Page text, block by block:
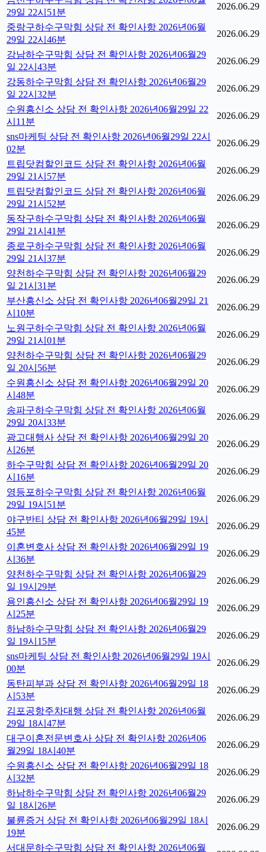
29일 22시51분
2026.06.29
중랑구하수구막힘 상담 전 확인사항 2026년06월
29일 22시46분
2026.06.29
강남하수구막힘 상담 전 확인사항 2026년06월29
일 22시43분
2026.06.29
강동하수구막힘 상담 전 확인사항 2026년06월29
일 22시32분
2026.06.29
수원흥신소 상담 전 확인사항 2026년06월29일 22
시11분
2026.06.29
sns마케팅 상담 전 확인사항 2026년06월29일 22시
02분
2026.06.29
트립닷컴할인코드 상담 전 확인사항 2026년06월
29일 21시57분
2026.06.29
트립닷컴할인코드 상담 전 확인사항 2026년06월
29일 21시52분
2026.06.29
동작구하수구막힘 상담 전 확인사항 2026년06월
29일 21시41분
2026.06.29
종로구하수구막힘 상담 전 확인사항 2026년06월
29일 21시37분
2026.06.29
양천하수구막힘 상담 전 확인사항 2026년06월29
일 21시31분
2026.06.29
부산흥신소 상담 전 확인사항 2026년06월29일 21
시10분
2026.06.29
노원구하수구막힘 상담 전 확인사항 2026년06월
29일 21시01분
2026.06.29
양천하수구막힘 상담 전 확인사항 2026년06월29
일 20시56분
2026.06.29
수원흥신소 상담 전 확인사항 2026년06월29일 20
시48분
2026.06.29
송파구하수구막힘 상담 전 확인사항 2026년06월
29일 20시33분
2026.06.29
광고대행사 상담 전 확인사항 2026년06월29일 20
시26분
2026.06.29
하수구막힘 상담 전 확인사항 2026년06월29일 20
시16분
2026.06.29
영등포하수구막힘 상담 전 확인사항 2026년06월
29일 19시51분
2026.06.29
야구반티 상담 전 확인사항 2026년06월29일 19시
45분
2026.06.29
이혼변호사 상담 전 확인사항 2026년06월29일 19
시36분
2026.06.29
양천하수구막힘 상담 전 확인사항 2026년06월29
일 19시29분
2026.06.29
용인흥신소 상담 전 확인사항 2026년06월29일 19
시25분
2026.06.29
하남하수구막힘 상담 전 확인사항 2026년06월29
일 19시15분
2026.06.29
sns마케팅 상담 전 확인사항 2026년06월29일 19시
00분
2026.06.29
동탄피부과 상담 전 확인사항 2026년06월29일 18
시53분
2026.06.29
김포공항주차대행 상담 전 확인사항 2026년06월
29일 18시47분
2026.06.29
대구이혼전문변호사 상담 전 확인사항 2026년06
월29일 18시40분
2026.06.29
수원흥신소 상담 전 확인사항 2026년06월29일 18
시32분
2026.06.29
하남하수구막힘 상담 전 확인사항 2026년06월29
일 18시26분
2026.06.29
불륜증거 상담 전 확인사항 2026년06월29일 18시
19분
2026.06.29
서대문하수구막힘 상담 전 확인사항 2026년06월